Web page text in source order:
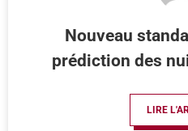
Nouveau
prédiction des
LIRE